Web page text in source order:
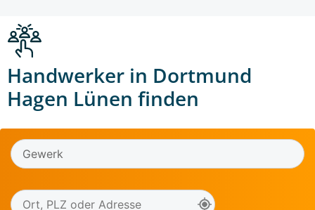
Handwerker in Dortmund
Hagen Lünen finden